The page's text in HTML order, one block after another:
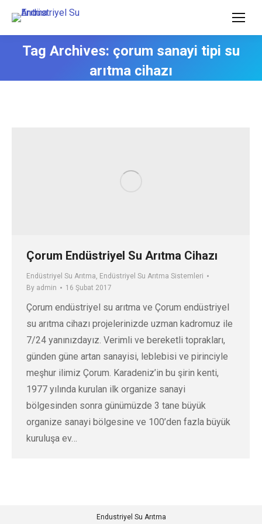
Tag Archives: çorum sanayi tipi su
arıtma cihazı
Çorum Endüstriyel Su Arıtma Cihazı
Endüstriyel Su Arıtma, Endüstriyel Su Arıtma Sistemleri
By admin 16 Şubat 2017
Çorum endüstriyel su arıtma ve Çorum endüstriyel
su arıtma cihazı projelerinizde uzman kadromuz ile
7/24 yanınızdayız. Verimli ve bereketli toprakları,
günden güne artan sanayisi, leblebisi ve pirinciyle
meşhur ilimiz Çorum. Karadeniz’in bu şirin kenti,
1977 yılında kurulan ilk organize sanayi
bölgesinden sonra günümüzde 3 tane büyük
organize sanayi bölgesine ve 100’den fazla büyük
kuruluşa ev…
Endustriyel Su Arıtma